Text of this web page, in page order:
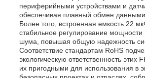
периферийными устройствами и
обеспечивая плавный обмен
Более того, встроенная емкость 22
стабильное регулирование
шума, повышая общую надежность
Соответствие стандартам RoHS
экологическую ответственность этих
их пригодными для использования в